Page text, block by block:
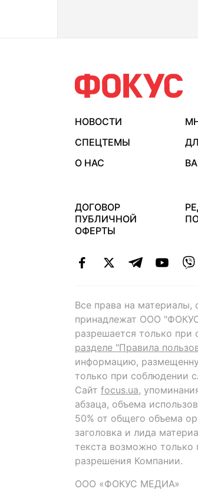
НОВОСТИ
СПЕЦТЕМЫ
О НАС
ДОГОВОР
ПУБЛИЧНОЙ
ОФЕРТЫ
Все права на материалы,
принадлежат ООО
разрешается только при
разделе "Правила
информацию,
только при соблюдении
Сайт focus.ua,
абзаца, объема
50% от общего объема
заголовка и лида
текста возможно только
разрешения Компании.
ООО «ФОКУС МЕДИА»